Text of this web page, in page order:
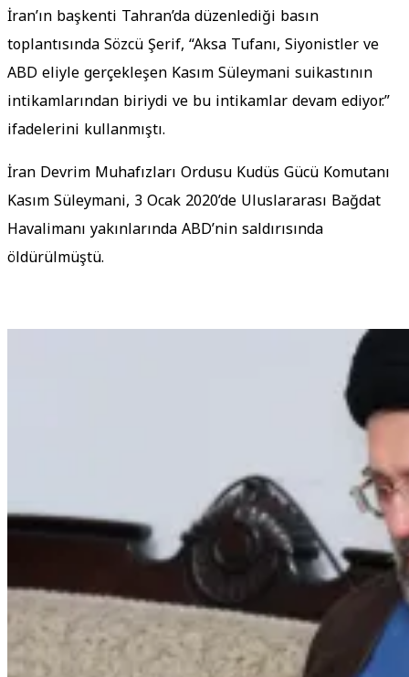
İran’ın başkenti Tahran’da düzenlediği basın
toplantısında Sözcü Şerif, “Aksa Tufanı, Siyonistler ve
ABD eliyle gerçekleşen Kasım Süleymani suikastının
intikamlarından biriydi ve bu intikamlar devam ediyor.”
ifadelerini kullanmıştı.
İran Devrim Muhafızları Ordusu Kudüs Gücü Komutanı
Kasım Süleymani, 3 Ocak 2020’de Uluslararası Bağdat
Havalimanı yakınlarında ABD’nin saldırısında
öldürülmüştü.